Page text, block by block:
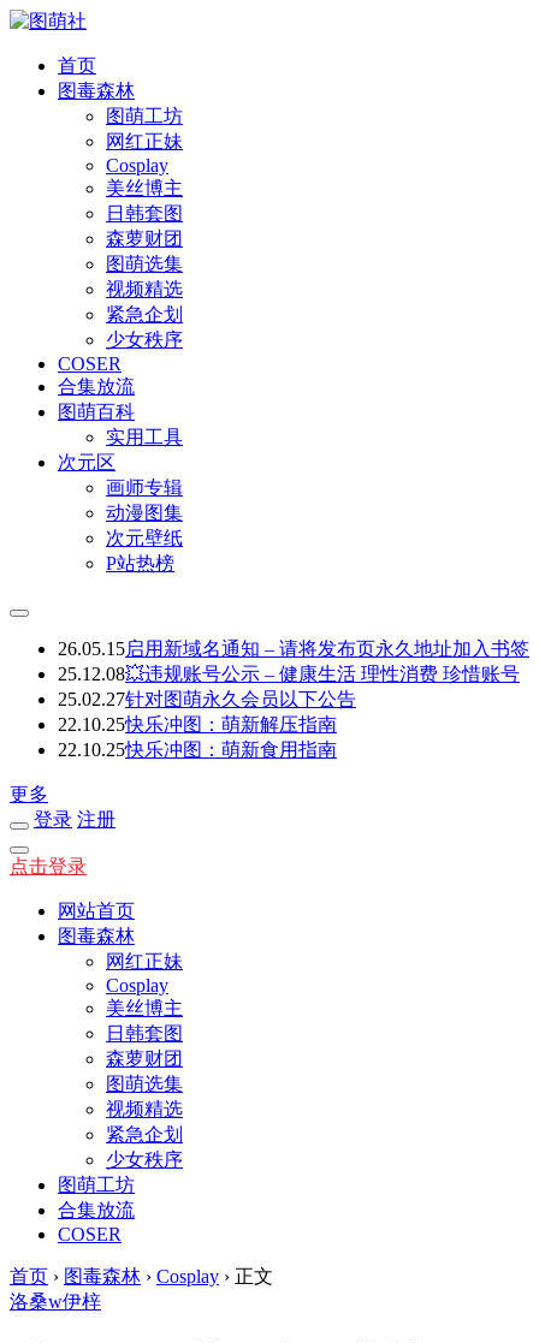
首页
图毒森林
图萌工坊
网红正妹
Cosplay
美丝博主
日韩套图
森萝财团
图萌选集
视频精选
紧急企划
少女秩序
COSER
合集放流
图萌百科
实用工具
次元区
画师专辑
动漫图集
次元壁纸
P站热榜
26.05.15启用新域名通知 – 请将发布页永久地址加入书签
25.12.08💥违规账号公示 – 健康生活 理性消费 珍惜账号
25.02.27针对图萌永久会员以下公告
22.10.25快乐冲图：萌新解压指南
22.10.25快乐冲图：萌新食用指南
更多
登录 注册
点击登录
网站首页
图毒森林
网红正妹
Cosplay
美丝博主
日韩套图
森萝财团
图萌选集
视频精选
紧急企划
少女秩序
图萌工坊
合集放流
COSER
首页 › 图毒森林 › Cosplay › 正文
洛桑w伊梓